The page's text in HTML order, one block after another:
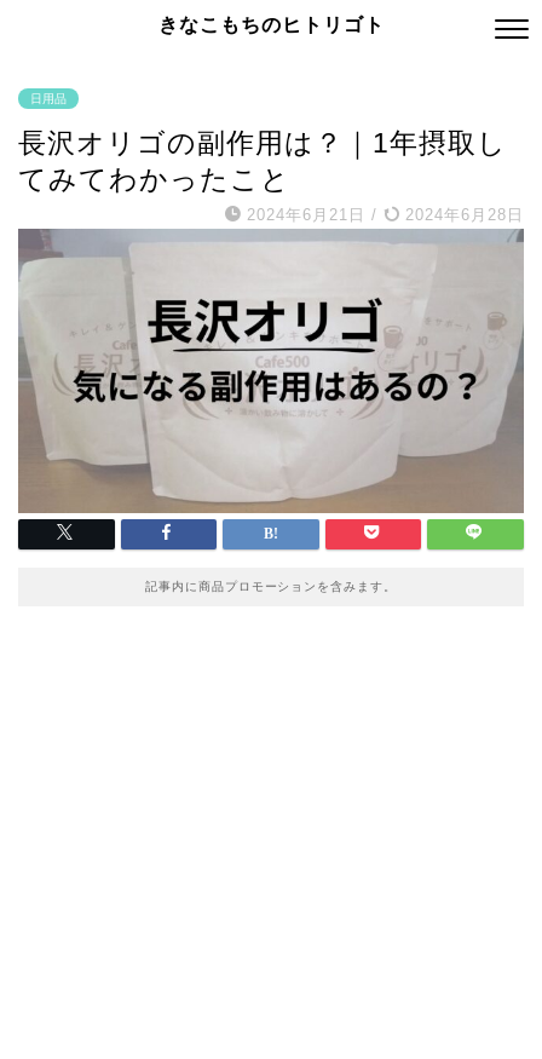
きなこもちのヒトリゴト
日用品
長沢オリゴの副作用は？｜1年摂取し
てみてわかったこと
2024年6月21日 / 2024年6月28日
記事内に商品プロモーションを含みます。